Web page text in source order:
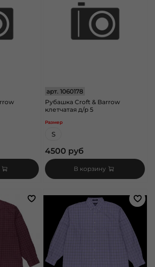
арт.1060178
Рубашка Croft & Barrow
клетчатая д/р 5
Размер
S
4500 руб
В корзину